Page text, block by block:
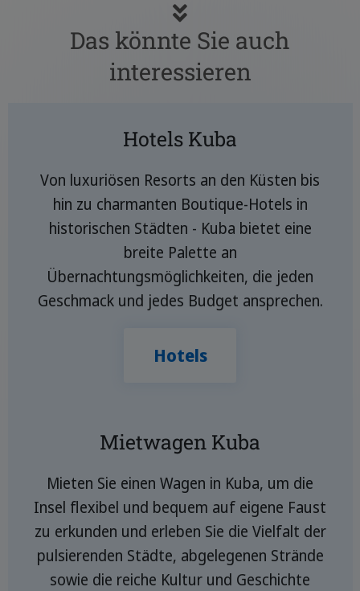
Das könnte Sie auch
interessieren
Hotels Kuba
Von luxuriösen Resorts an den Küsten bis
hin zu charmanten Boutique-Hotels in
historischen Städten - Kuba bietet eine
breite Palette an
Übernachtungsmöglichkeiten, die jeden
Geschmack und jedes Budget ansprechen.
Hotels
Mietwagen Kuba
Mieten Sie einen Wagen in Kuba, um die
Insel flexibel und bequem auf eigene Faust
zu erkunden und erleben Sie die Vielfalt der
pulsierenden Städte, abgelegenen Strände
sowie die reiche Kultur und Geschichte